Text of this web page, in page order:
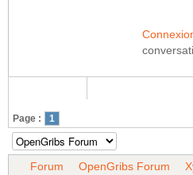
Page : 1
Forum OpenGribs Forum